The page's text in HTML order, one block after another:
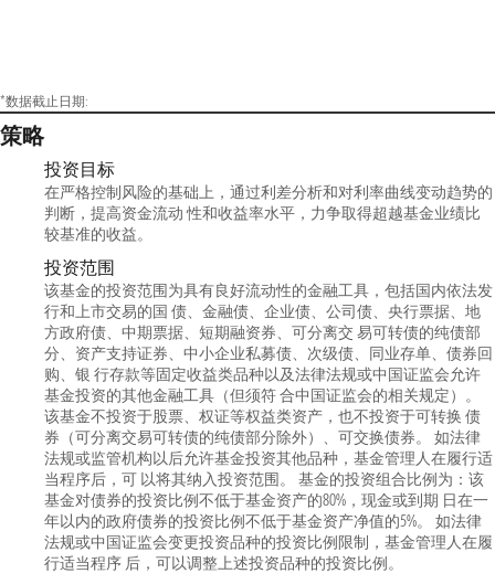
*数据截止日期:
策略
投资目标
在严格控制风险的基础上，通过利差分析和对利率曲线变动趋势的
判断，提高资金流动 性和收益率水平，力争取得超越基金业绩比
较基准的收益。
投资范围
该基金的投资范围为具有良好流动性的金融工具，包括国内依法发
行和上市交易的国 债、金融债、企业债、公司债、央行票据、地
方政府债、中期票据、短期融资券、可分离交 易可转债的纯债部
分、资产支持证券、中小企业私募债、次级债、同业存单、债券回
购、银 行存款等固定收益类品种以及法律法规或中国证监会允许
基金投资的其他金融工具（但须符 合中国证监会的相关规定）。
该基金不投资于股票、权证等权益类资产，也不投资于可转换 债
券（可分离交易可转债的纯债部分除外）、可交换债券。 如法律
法规或监管机构以后允许基金投资其他品种，基金管理人在履行适
当程序后，可 以将其纳入投资范围。 基金的投资组合比例为：该
基金对债券的投资比例不低于基金资产的80%，现金或到期 日在一
年以内的政府债券的投资比例不低于基金资产净值的5%。 如法律
法规或中国证监会变更投资品种的投资比例限制，基金管理人在履
行适当程序 后，可以调整上述投资品种的投资比例。